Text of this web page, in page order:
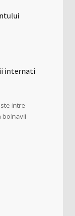
internati
intre
bolnavii